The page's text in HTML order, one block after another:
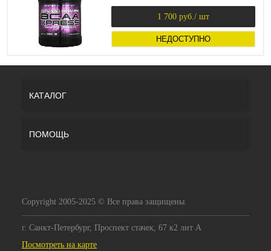
1 700 руб. / шт
НЕДОСТУПНО
КАТАЛОГ
ПОМОЩЬ
Copyright 2005-2025 © Все права защищены.
г. Санкт-Петербург, Проспект стачек, 67 к2 лит А
Посмотреть на карте